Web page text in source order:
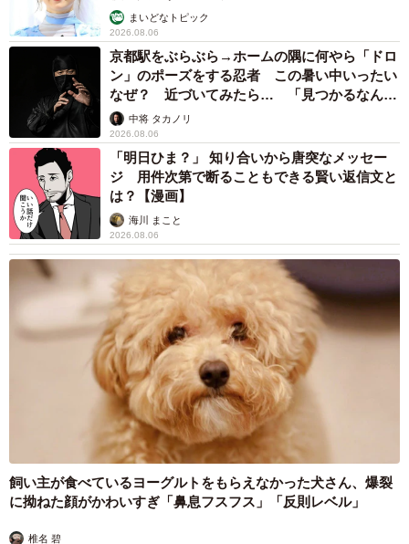
まいどなトピック
2026.08.06
京都駅をぶらぶら→ホームの隅に何やら「ドロ
ン」のポーズをする忍者 この暑い中いったい
なぜ？ 近づいてみたら… 「見つかるなんて
未熟」中将 タカノリ
2026.08.06
「明日ひま？」 知り合いから唐突なメッセー
ジ 用件次第で断ることもできる賢い返信文と
は？【漫画】
海川 まこと
2026.08.06
飼い主が食べているヨーグルトをもらえなかった犬さん、爆裂
に拗ねた顔がかわいすぎ「鼻息フスフス」「反則レベル」
椎名 碧